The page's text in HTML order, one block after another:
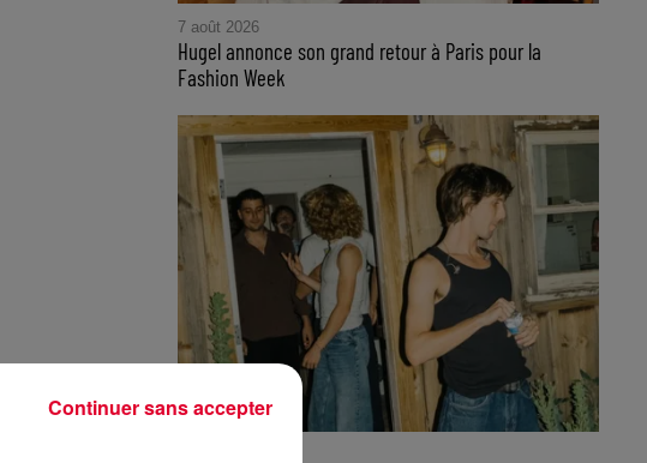
7 août 2026
Hugel annonce son grand retour à Paris pour la
Fashion Week
Continuer sans accepter